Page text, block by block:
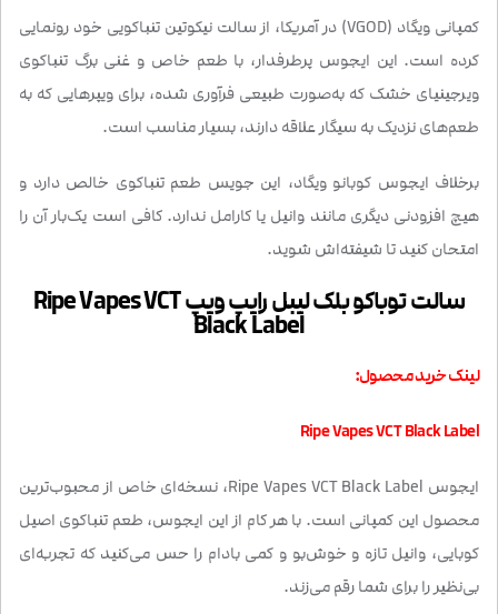
کمپانی ویگاد (VGOD) در آمریکا، از سالت نیکوتین تنباکویی خود رونمایی
کرده است. این ایجوس پرطرفدار، با طعم خاص و غنی برگ تنباکوی
ویرجینیای خشک که به‌صورت طبیعی فرآوری شده، برای ویپرهایی که به
طعم‌های نزدیک به سیگار علاقه دارند، بسیار مناسب است.
برخلاف ایجوس کوبانو ویگاد، این جویس طعم تنباکوی خالص دارد و
هیچ افزودنی دیگری مانند وانیل یا کارامل ندارد. کافی است یک‌بار آن را
امتحان کنید تا شیفته‌اش شوید.
سالت توباکو بلک لیبل رایپ ویپ Ripe Vapes VCT
Black Label
لینک خرید محصول:
Ripe Vapes VCT Black Label
ایجوس Ripe Vapes VCT Black Label، نسخه‌ای خاص از محبوب‌ترین
محصول این کمپانی است. با هر کام از این ایجوس، طعم تنباکوی اصیل
کوبایی، وانیل تازه و خوش‌بو و کمی بادام را حس می‌کنید که تجربه‌ای
بی‌نظیر را برای شما رقم می‌زند.